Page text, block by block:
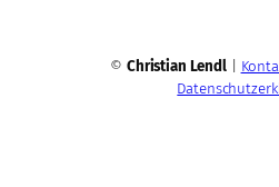
© Christian Lendl|